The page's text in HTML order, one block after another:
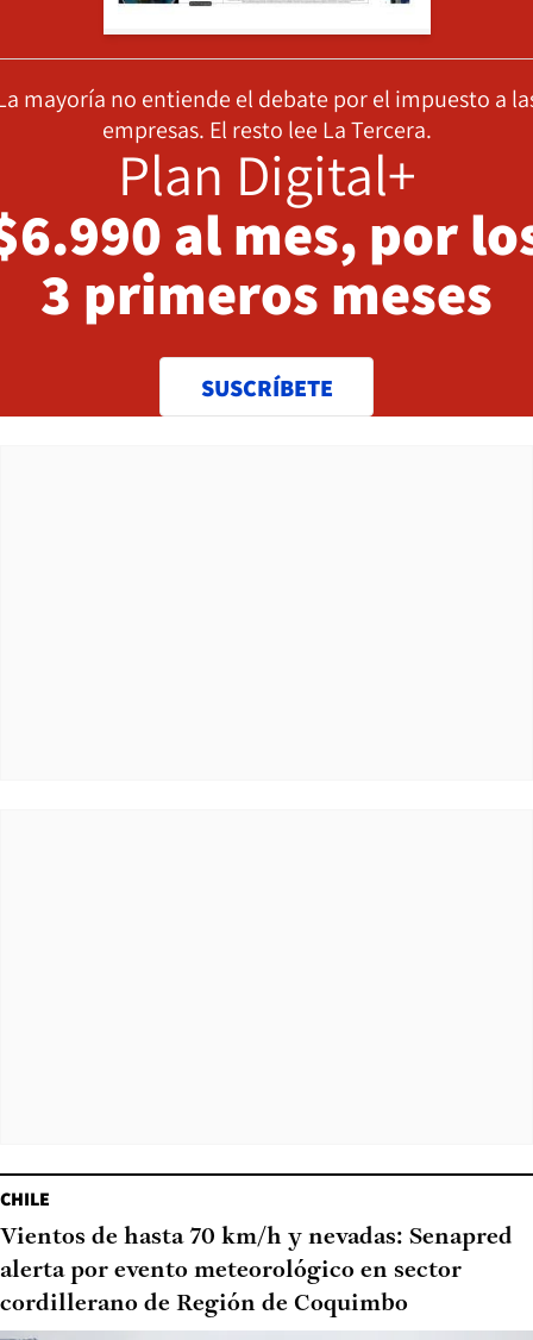
mayoría no entiende el debate por el impuesto a
empresas. El resto lee La Tercera.
Plan Digital+
al mes, por
3 primeros meses
SUSCRÍBETE
CHILE
Vientos de hasta 70 km/h y nevadas: Senapred
alerta por evento meteorológico en sector
cordillerano de Región de Coquimbo